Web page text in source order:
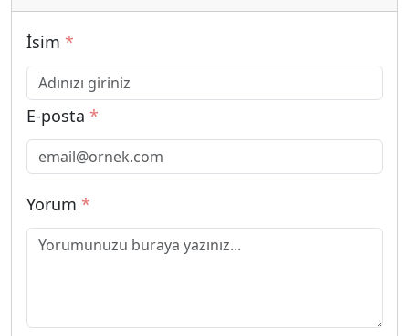
İsim *
E-posta *
Yorum *